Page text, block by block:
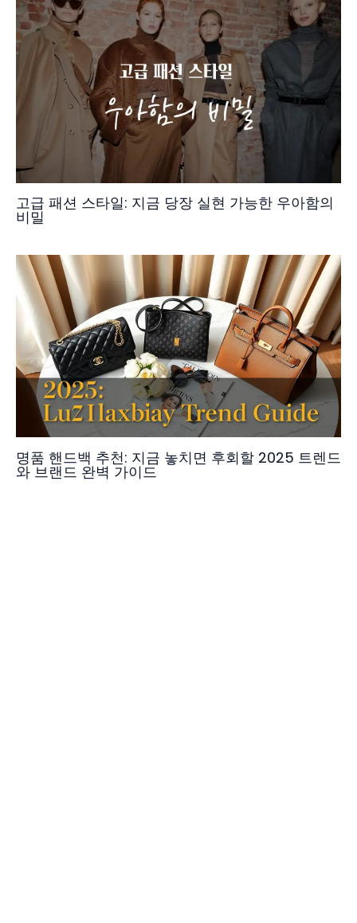
고급 패션 스타일: 지금 당장 실현 가능한 우아함의
비밀
명품 핸드백 추천: 지금 놓치면 후회할 2025 트렌드
와 브랜드 완벽 가이드